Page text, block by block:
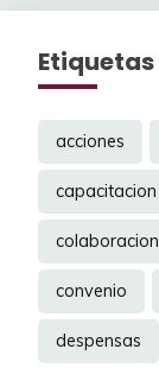
Etiquetas
acciones
capacitacion
colaboracion
convenio
despensas